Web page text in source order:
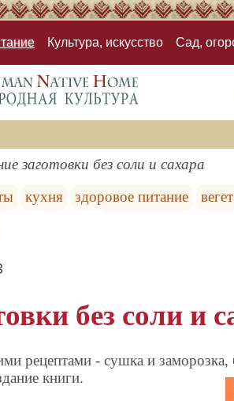
Культура, искусство Сад,
заготовки без соли и сахара
кухня здоровое питание
без соли и
рецептами - сушка и заморозка,
книги.